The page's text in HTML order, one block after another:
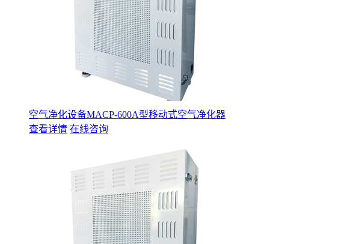
空气净化设备MACP-600A型移动式空气净化器
查看详情 在线咨询